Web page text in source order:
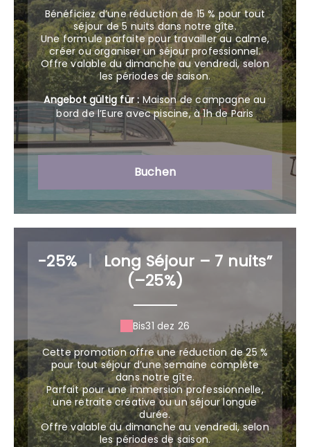
Bénéficiez d’une réduction de 15 % pour tout
séjour de 5 nuits dans notre gîte.
Une formule parfaite pour travailler au calme,
créer ou organiser un séjour professionnel.
Offre valable du dimanche au vendredi, selon
les périodes de saison.
Angebot gültig für : Maison de campagne au
bord de l’Eure avec piscine, à 1h de Paris
Buchen
-25% |
Long Séjour – 7 nuits”
(–25%)
Bis31 dez 26
Cette promotion offre une réduction de 25 %
pour tout séjour d’une semaine complète
dans notre gîte.
Parfait pour une immersion professionnelle,
une retraite créative ou un séjour longue
durée.
Offre valable du dimanche au vendredi, selon
les périodes de saison.